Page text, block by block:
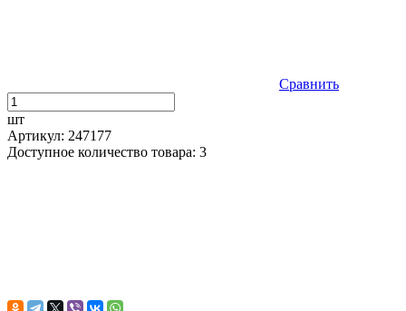
Сравнить
шт
Артикул: 247177
Доступное количество товара: 3